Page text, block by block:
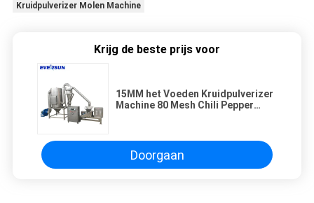
Kruidpulverizer Molen Machine
Krijg de beste prijs voor
15MM het Voeden Kruidpulverizer
Machine 80 Mesh Chili Pepper
Doorgaan